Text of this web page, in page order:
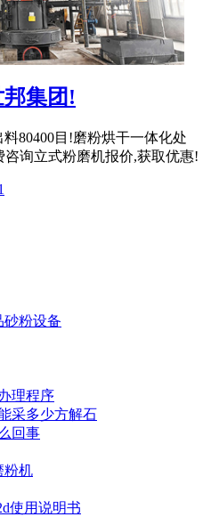
集团!
80400目!磨粉烘干一体化处
询立式粉磨机报价,获取优惠!
砂粉设备
理程序
采多少方解石
回事
粉机
使用说明书